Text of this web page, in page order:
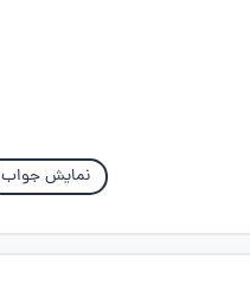
نمایش جواب